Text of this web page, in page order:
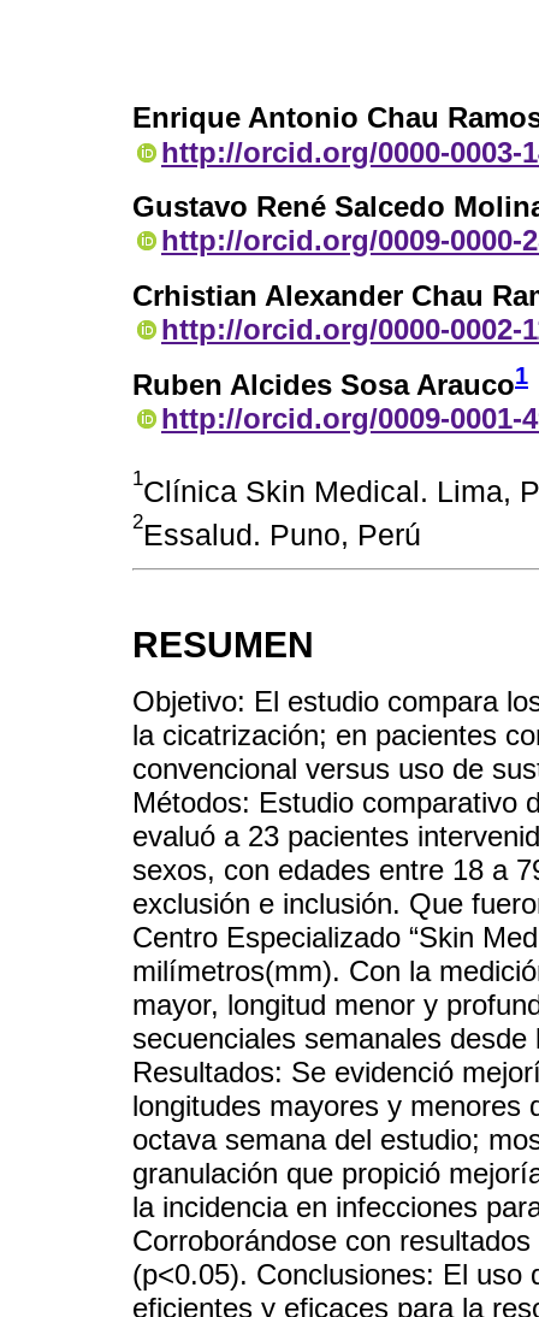
Enrique Antonio Chau
http://orcid.org/0000-0003-
Gustavo René Salcedo
http://orcid.org/0009-0000-
Crhistian Alexander Chau
http://orcid.org/0000-0002-
Ruben Alcides Sosa Arauco1
http://orcid.org/0009-0001-
1Clínica Skin Medical. Lima,
2Essalud. Puno, Perú
RESUMEN
Objetivo: El estudio compara
la cicatrización; en pacientes
convencional versus uso de
Métodos: Estudio comparativo
evaluó a 23 pacientes
sexos, con edades entre 18 a
exclusión e inclusión. Que
Centro Especializado “Skin
milímetros(mm). Con la
mayor, longitud menor y
secuenciales semanales
Resultados: Se evidenció
longitudes mayores y menores
octava semana del estudio;
granulación que propició
la incidencia en infecciones
Corroborándose con
(p<0.05). Conclusiones: El uso
eficientes y eficaces para la